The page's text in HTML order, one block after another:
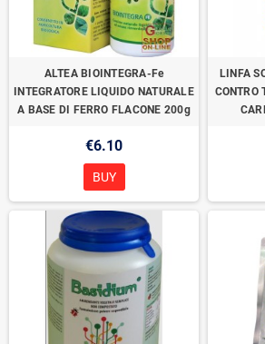
ALTEA BIOINTEGRA-Fe
INTEGRATORE LIQUIDO NATURALE
A BASE DI FERRO FLACONE 200g
€6.10
BUY
LINFA
CONTRO